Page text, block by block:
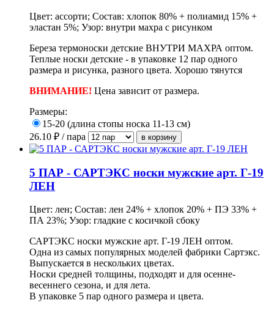
Цвет: ассорти; Состав: хлопок 80% + полиамид 15% +
эластан 5%; Узор: внутри махра с рисунком
Береза термоноски детские ВНУТРИ МАХРА оптом.
Теплые носки детские - в упаковке 12 пар одного
размера и рисунка, разного цвета. Хорошо тянутся
ВНИМАНИЕ! Цена зависит от размера.
Размеры:
15-20 (длина стопы носка 11-13 см)
26.10 ₽ / пара
5 ПАР - САРТЭКС носки мужские арт. Г-19
ЛЕН
Цвет: лен; Состав: лен 24% + хлопок 20% + ПЭ 33% +
ПА 23%; Узор: гладкие с косичкой сбоку
САРТЭКС носки мужские арт. Г-19 ЛЕН оптом.
Одна из самых популярных моделей фабрики Сартэкс.
Выпускается в нескольких цветах.
Носки средней толщины, подходят и для осенне-
весеннего сезона, и для лета.
В упаковке 5 пар одного размера и цвета.